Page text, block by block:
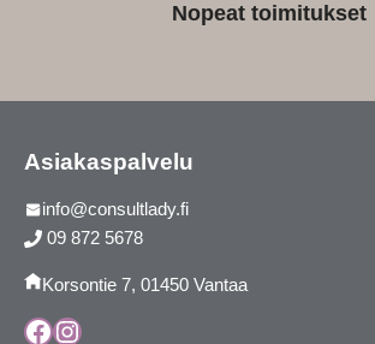
Nopeat toimitukset
Asiakaspalvelu
info@consultlady.fi
09 872 5678
Korsontie 7, 01450 Vantaa
Facebook
Instagram